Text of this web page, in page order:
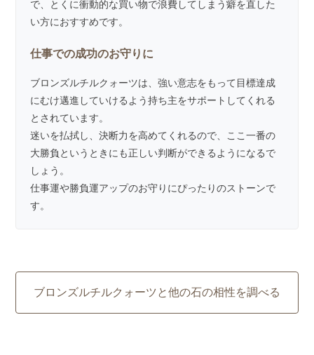
で、とくに衝動的な買い物で浪費してしまう癖を直した
い方におすすめです。
仕事での成功のお守りに
ブロンズルチルクォーツは、強い意志をもって目標達成
にむけ邁進していけるよう持ち主をサポートしてくれる
とされています。
迷いを払拭し、決断力を高めてくれるので、ここ一番の
大勝負というときにも正しい判断ができるようになるで
しょう。
仕事運や勝負運アップのお守りにぴったりのストーンで
す。
ブロンズルチルクォーツと他の石の相性を調べる